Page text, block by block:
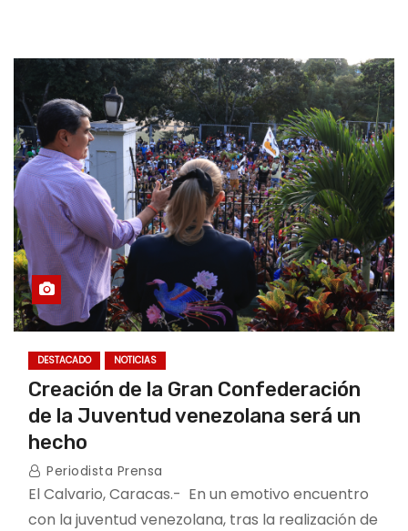
DESTACADO NOTICIAS
Creación de la Gran Confederación
de la Juventud venezolana será un
hecho
Periodista Prensa
El Calvario, Caracas.- En un emotivo encuentro
con la juventud venezolana, tras la realización de